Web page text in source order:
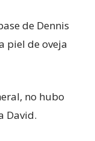
de Dennis
piel de oveja
no hubo
David.